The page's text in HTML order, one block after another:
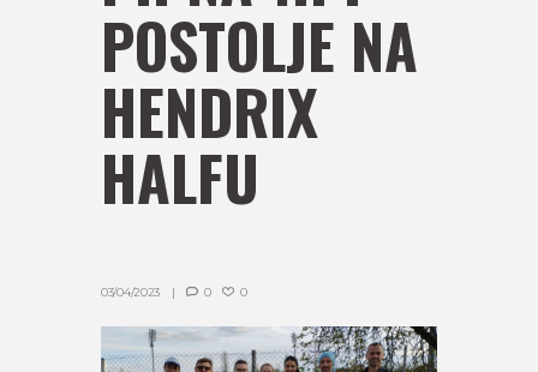
POSTOLJE NA
HENDRIX
HALFU
03/04/2023 0 0